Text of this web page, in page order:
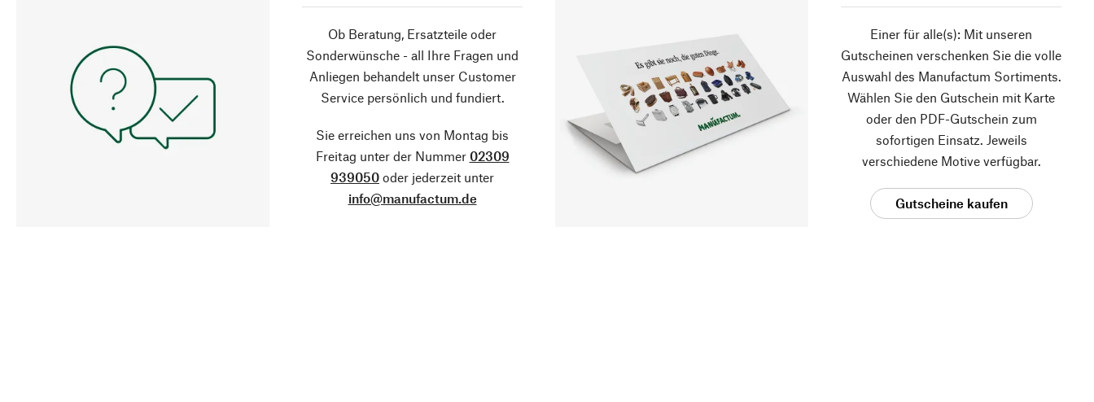
Ob Beratung, Ersatzteile oder
Sonderwünsche - all Ihre Fragen und
Anliegen behandelt unser Customer
Service persönlich und fundiert.
Sie erreichen uns von Montag bis
Freitag unter der Nummer 02309
939050 oder jederzeit unter
info@manufactum.de
Einer für alle(s): Mit unseren
Gutscheinen verschenken Sie die volle
Auswahl des Manufactum Sortiments.
Wählen Sie den Gutschein mit Karte
oder den PDF-Gutschein zum
sofortigen Einsatz. Jeweils
verschiedene Motive verfügbar.
Gutscheine kaufen